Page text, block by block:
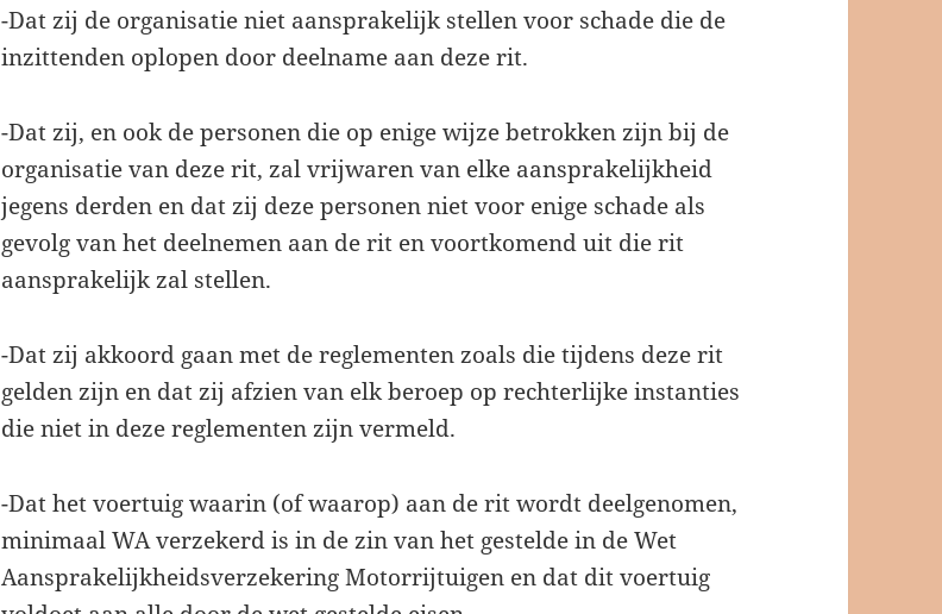
-Dat zij de organisatie niet aansprakelijk stellen voor schade die de
inzittenden oplopen door deelname aan deze rit.
-Dat zij, en ook de personen die op enige wijze betrokken zijn bij de
organisatie van deze rit, zal vrijwaren van elke aansprakelijkheid
jegens derden en dat zij deze personen niet voor enige schade als
gevolg van het deelnemen aan de rit en voortkomend uit die rit
aansprakelijk zal stellen.
-Dat zij akkoord gaan met de reglementen zoals die tijdens deze rit
gelden zijn en dat zij afzien van elk beroep op rechterlijke instanties
die niet in deze reglementen zijn vermeld.
-Dat het voertuig waarin (of waarop) aan de rit wordt deelgenomen,
minimaal WA verzekerd is in de zin van het gestelde in de Wet
Aansprakelijkheidsverzekering Motorrijtuigen en dat dit voertuig